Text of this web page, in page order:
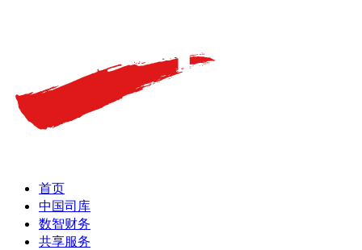
首页
中国司库
数智财务
共享服务